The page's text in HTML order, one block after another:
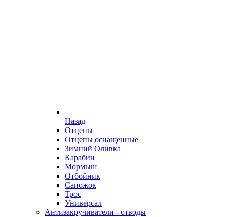
Назад
Отцепы
Отцепы оснащенные
Зимний Оливка
Карабин
Мормыш
Отбойник
Сапожок
Трос
Универсал
Антизакручиватели - отводы